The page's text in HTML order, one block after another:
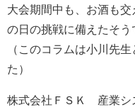
大会期間中も、お酒も
の日の挑戦に備えたそう
（このコラムは小川先
た）
株式会社ＦＳＫ 産業シ